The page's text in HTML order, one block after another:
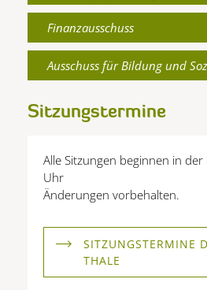
Finanzausschuss
Ausschuss für Bildung und
Sitzungstermine
Alle Sitzungen beginnen in
Uhr
Änderungen vorbehalten.
SITZUNGSTERMINE
THALE